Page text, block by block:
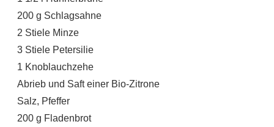
200 g Schlagsahne
2 Stiele Minze
3 Stiele Petersilie
1 Knoblauchzehe
Abrieb und Saft einer Bio-Zitrone
Salz, Pfeffer
200 g Fladenbrot